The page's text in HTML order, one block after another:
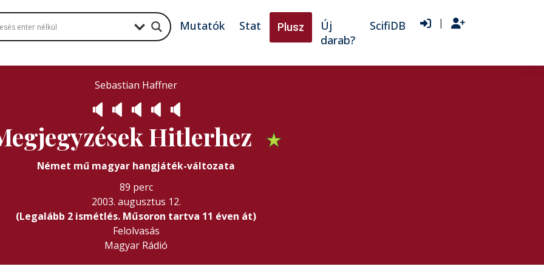
Mutatók Stat Plusz
Új
darab?
ScifiDB |
Sebastian Haffner
🔈 🔈 🔈 🔈 🔈
Hitlerhez ★
Német mű magyar hangjáték-változata
89 perc
2003. augusztus 12.
(Legalább 2 ismétlés. Műsoron tartva 11 éven át)
Felolvasás
Magyar Rádió